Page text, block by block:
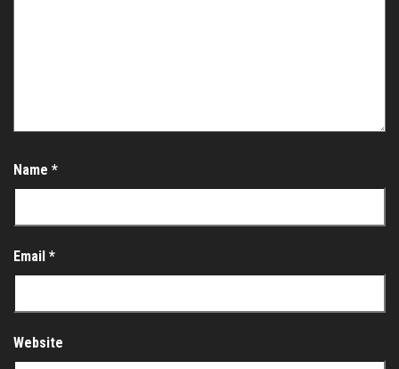
Name *
Email *
Website